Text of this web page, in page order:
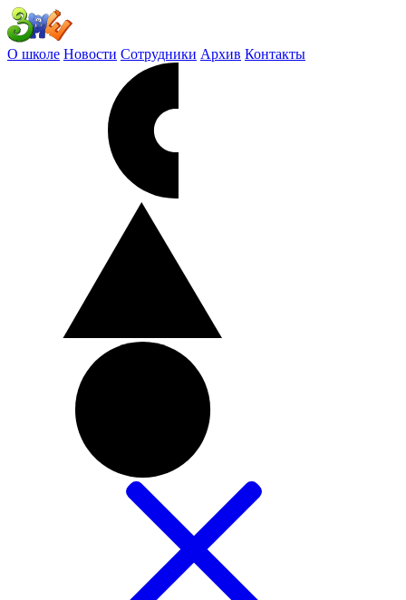
О школе Новости Сотрудники Архив Контакты